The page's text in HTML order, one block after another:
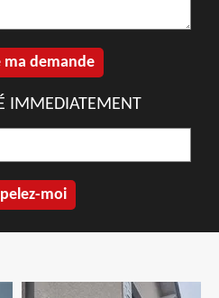
IMMEDIATEMENT